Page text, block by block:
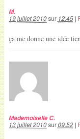
M.
19 juillet 2010sur 12:45|
ça me donne une idée
Mademoiselle C.
13 juillet 2010sur09:52|